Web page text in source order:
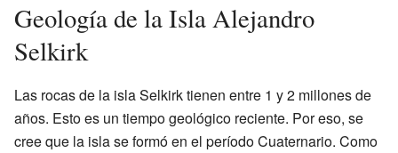
Geología de la Isla Alejandro
Selkirk
Las rocas de la isla Selkirk tienen entre 1 y 2 millones de
años. Esto es un tiempo geológico reciente. Por eso, se
cree que la isla se formó en el período Cuaternario. Como